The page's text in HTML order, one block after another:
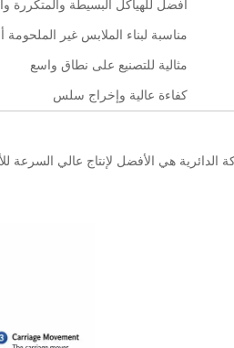
أفضل للهياكل البسيطة والمتكررة
مناسبة لبناء الملابس غير الملحومة أو
مثالية للتصنيع على نطاق واسع
كفاءة عالية وإخراج سلس
الدائرية هي الأفضل لإنتاج عالي